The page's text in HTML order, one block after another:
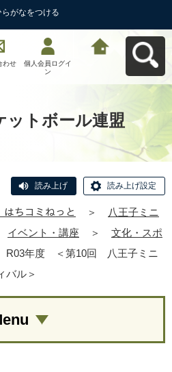
らがなをつける
わせ
個人会員ログイ
ン
ットボール連盟
読み上げ 読み上げ設定
ちコミねっと ＞
八王子ミニ
イベント・講座 ＞
文化・スポ
年度 ＜第10回 八王子ミニ
バル＞